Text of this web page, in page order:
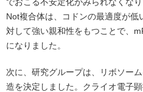
Not複合体は、コドンの最適度が低
対して強い親和性をもつことで、
になりました。
次に、研究グループは、リボソー
造を決定しました。クライオ電子